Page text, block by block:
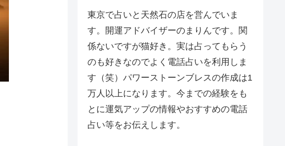
東京で占いと天然石の店を営んでいま
す。開運アドバイザーのまりんです。関
係ないですが猫好き。実は占ってもらう
のも好きなのでよく電話占いを利用しま
す（笑）パワーストーンブレスの作成は1
万人以上になります。今までの経験をも
とに運気アップの情報やおすすめの電話
占い等をお伝えします。